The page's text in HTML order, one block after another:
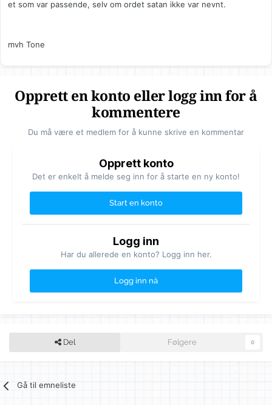
et som var passende, selv om ordet satan ikke var nevnt.
mvh Tone
Opprett en konto eller logg inn for å
kommentere
Du må være et medlem for å kunne skrive en kommentar
Opprett konto
Det er enkelt å melde seg inn for å starte en ny konto!
Start en konto
Logg inn
Har du allerede en konto? Logg inn her.
Logg inn nå
Del Følgere 0
Gå til emneliste